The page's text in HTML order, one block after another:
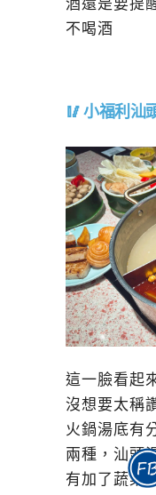
酒還是要提
不喝酒
小福利汕
這一臉看起
沒想要太稱
火鍋湯底有
兩種，汕頭
有加了蔬菜